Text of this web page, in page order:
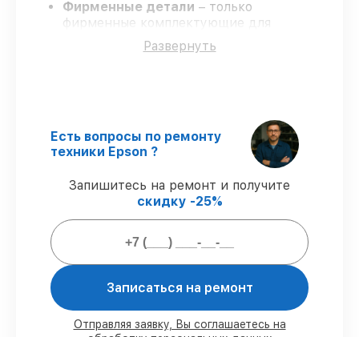
Фирменные детали – только
фирменные комплектующие для
восстановления vr систем.
Квалифицированные специалисты
выполняются в оговоренные сроки.
Официальная гарантия–
восстановление с полным гарантийным
Что мы гарантируем при починке vr
систем:
владельца
90%запчастей имеются в наличии,
остальные доступны в кратчайшие сроки
Развернуть
Есть вопросы по ремонту
техники Epson ?
Запишитесь на ремонт и получите
скидку -25%
Записаться на ремонт
Отправляя заявку, Вы соглашаетесь на